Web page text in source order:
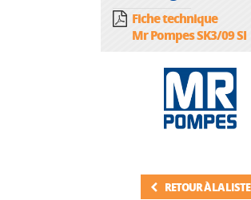
Fiche technique
Mr Pompes SK3/09 SI
RETOUR À LA LISTE